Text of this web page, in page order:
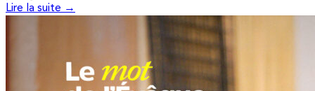
Lire la suite →